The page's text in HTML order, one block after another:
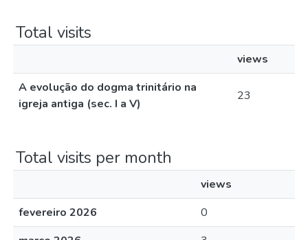
Total visits
views
A evolução do dogma trinitário na
igreja antiga (sec. I a V)
23
Total visits per month
views
fevereiro 2026
0